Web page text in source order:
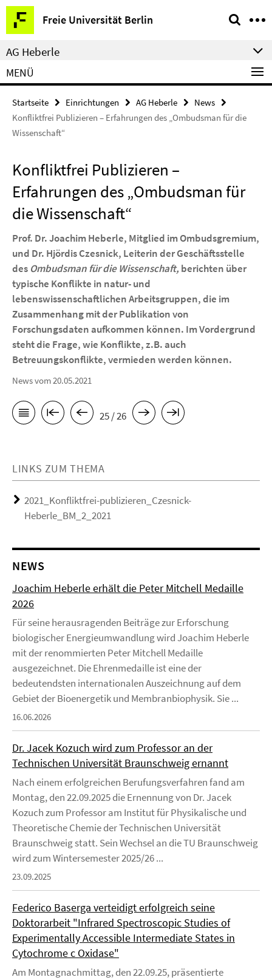
Springe
direkt
zu
Inhalt
Freie Universität Berlin
Service-
Navigation
AG Heberle
MENÜ
Startseite Einrichtungen AG Heberle
News
Konfliktfrei Publizieren – Erfahrungen des „Ombudsman für die
Wissenschaft“
Konfliktfrei Publizieren –
Erfahrungen des „Ombudsman für
die Wissenschaft“
Prof. Dr. Joachim Heberle, Mitglied im Ombudsgremium,
und Dr. Hjördis Czesnick, Leiterin der Geschäftsstelle
des Ombudsman für die Wissenschaft, berichten über
typische Konflikte in natur- und
lebenswissenschaftlichen Arbeitsgruppen, die im
Zusammenhang mit der Publikation von
Forschungsdaten aufkommen können. Im Vordergrund
steht die Frage, wie Konflikte, z.B. auch
Betreuungskonflikte, vermieden werden können.
News vom 20.05.2021
25 / 26
LINKS ZUM THEMA
2021_Konfliktfrei-publizieren_Czesnick-
Heberle_BM_2_2021
NEWS
Joachim Heberle erhält die Peter Mitchell Medaille
2026
Für seine herausragenden Beiträge zur Erforschung
biologischer Energieumwandlung wird Joachim Heberle
mit der renommierten Peter Mitchell Medaille
ausgezeichnet. Die Ehrenmedaille ist eine der
bedeutendsten internationalen Auszeichnung auf dem
Gebiet der Bioenergetik und Membranbiophysik. Sie ...
16.06.2026
Dr. Jacek Kozuch wird zum Professor an der
Technischen Universität Braunschweig ernannt
Nach einem erfolgreichen Berufungsverfahren fand am
Montag, den 22.09.2025 die Ernennung von Dr. Jacek
Kozuch zum Professor am Institut für Physikalische und
Theoretische Chemie der Technischen Universität
Braunschweig statt. Sein Wechsel an die TU Braunschweig
wird zum Wintersemester 2025/26 ...
23.09.2025
Federico Baserga verteidigt erfolgreich seine
Doktorarbeit "Infrared Spectroscopic Studies of
Experimentally Accessible Intermediate States in
Cytochrome c Oxidase"
Am Montagnachmittag, den 22.09.25, präsentierte